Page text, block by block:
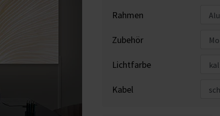
Rahmen
Zubehör
Lichtfarbe
Kabel